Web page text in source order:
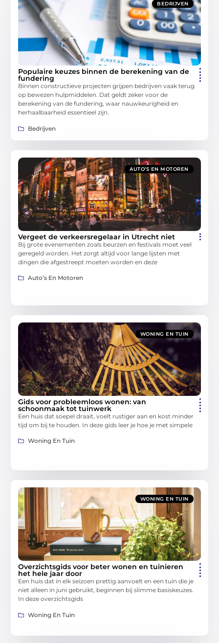
BEDRIJVEN
Populaire keuzes binnen de berekening van de
fundering
Binnen constructieve projecten grijpen bedrijven vaak terug
op bewezen hulpmiddelen. Dat geldt zeker voor de
berekening van de fundering, waar nauwkeurigheid en
herhaalbaarheid essentieel zijn.
Bedrijven
AUTO’S EN MOTOREN
Vergeet de verkeersregelaar in Utrecht niet
Bij grote evenementen zoals beurzen en festivals moet veel
geregeld worden. Het zorgt altijd voor lange lijsten met
dingen die afgestreept moeten worden en deze
Auto’s En Motoren
WONING EN TUIN
Gids voor probleemloos wonen: van
schoonmaak tot tuinwerk
Een huis dat soepel draait, voelt rustiger aan en kost minder
tijd om bij te houden. In deze gids leer je hoe je met simpele
Woning En Tuin
WONING EN TUIN
Overzichtsgids voor beter wonen en tuinieren
het hele jaar door
Een huis dat in elk seizoen prettig aanvoelt en een tuin die je
niet alleen in juni gebruikt, beginnen bij slimme basiskeuzes.
In deze overzichtsgids
Woning En Tuin